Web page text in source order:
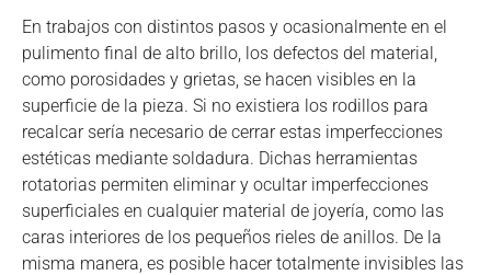
En trabajos con distintos pasos y ocasionalmente en el
pulimento final de alto brillo, los defectos del material,
como porosidades y grietas, se hacen visibles en la
superficie de la pieza. Si no existiera los rodillos para
recalcar sería necesario de cerrar estas imperfecciones
estéticas mediante soldadura. Dichas herramientas
rotatorias permiten eliminar y ocultar imperfecciones
superficiales en cualquier material de joyería, como las
caras interiores de los pequeños rieles de anillos. De la
misma manera, es posible hacer totalmente invisibles las